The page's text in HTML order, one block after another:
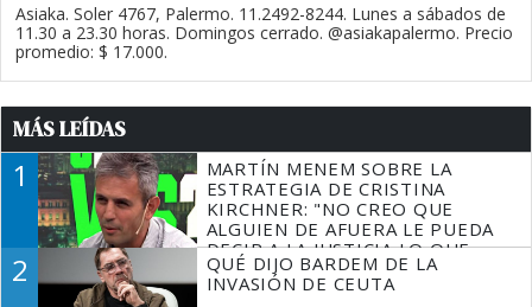
Asiaka. Soler 4767, Palermo. 11.2492-8244. Lunes a sábados de
11.30 a 23.30 horas. Domingos cerrado. @asiakapalermo. Precio
promedio: $ 17.000.
MÁS LEÍDAS
1
MARTÍN MENEM SOBRE LA
ESTRATEGIA DE CRISTINA
KIRCHNER: "NO CREO QUE
ALGUIEN DE AFUERA LE PUEDA
DECIR A LA JUSTICIA LO QUE
TIENE QUE HACER"
2
QUÉ DIJO BARDEM DE LA
INVASIÓN DE CEUTA